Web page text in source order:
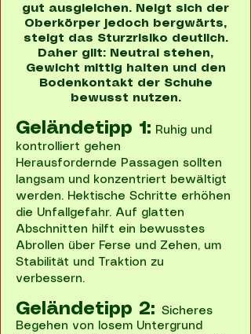
gut ausgleichen. Neigt sich der
Oberkörper jedoch bergwärts,
steigt das Sturzrisiko deutlich.
Daher gilt: Neutral stehen,
Gewicht mittig halten und den
Bodenkontakt der Schuhe
bewusst nutzen.
Geländetipp 1: Ruhig und
kontrolliert gehen
Herausfordernde Passagen sollten
langsam und konzentriert bewältigt
werden. Hektische Schritte erhöhen
die Unfallgefahr. Auf glatten
Abschnitten hilft ein bewusstes
Abrollen über Ferse und Zehen, um
Stabilität und Traktion zu
verbessern.
Geländetipp 2:
Sicheres
Begehen von losem Untergrund